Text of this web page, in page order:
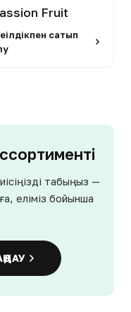
Fruit
сатып
табыңыз —
еліміз бойынша